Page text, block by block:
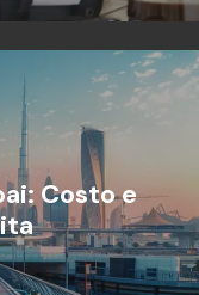
Costo e